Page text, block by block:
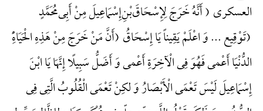
العسکری ( أَنَّهُ خَرَجَ لِإِسْحَاقَ‌بْنِ‌إِسْمَاعِیلَ مِنْ أَبِی‌مُحَمَّدٍ
(تَوْقِیع ... وَ اعْلَمْ یَقِیناً یَا إِسْحَاقُ (أَنَّ مَنْ خَرَجَ مِنْ هَذِهِ الْحَیَاهًِْ
الدُّنْیَا أَعْمی فَهُوَ فِی الْآخِرَةِ أَعْمی وَ أَضَلُّ سَبِیلًا إِنَّهَا یَا ابْنَ
إِسْمَاعِیلَ لَیْسَ تَعْمَی الْأَبْصَارُ وَ لکِنْ تَعْمَی الْقُلُوبُ الَّتِی فِی